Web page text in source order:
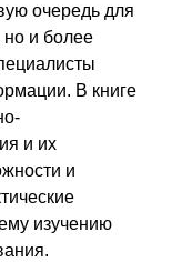
очередь для
но и более
В книге
и их
и
изучению